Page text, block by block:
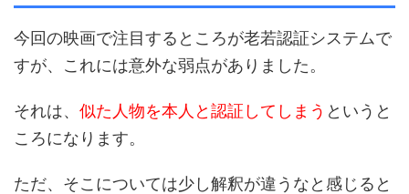
今回の映画で注目するところが老若認証システムで
すが、これには意外な弱点がありました。
それは、 似た人物を本人と認証してしまう というと
ころになります。
ただ、そこについては少し解釈が違うなと感じると